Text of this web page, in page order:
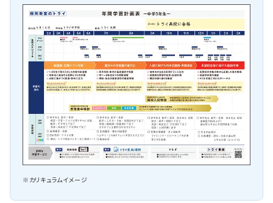
※カリキュラムイメージ